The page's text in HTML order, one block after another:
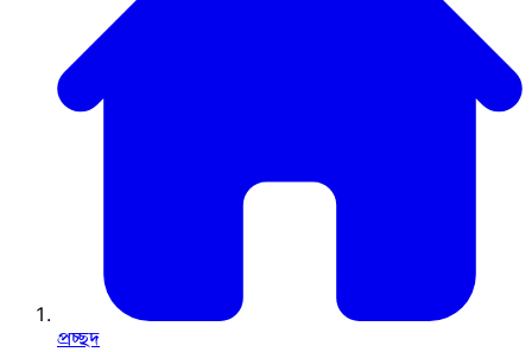
প্রচ্ছদ